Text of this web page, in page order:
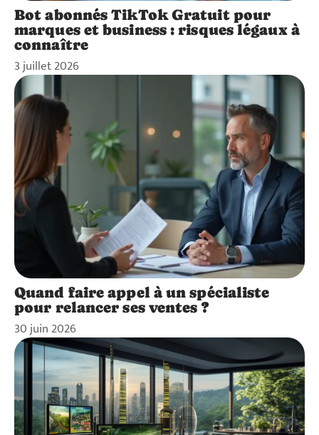
Bot abonnés TikTok Gratuit pour
marques et business : risques légaux à
connaître
3 juillet 2026
Quand faire appel à un spécialiste
pour relancer ses ventes ?
30 juin 2026